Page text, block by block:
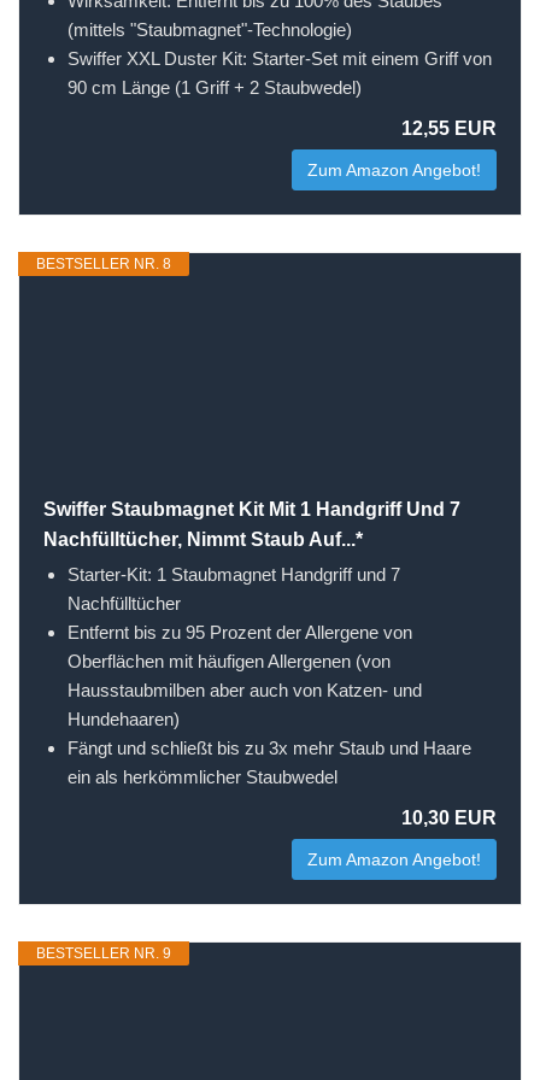
(mittels "Staubmagnet"-Technologie)
Swiffer XXL Duster Kit: Starter-Set mit einem Griff von
90 cm Länge (1 Griff + 2 Staubwedel)
12,55 EUR
Zum Amazon Angebot!
BESTSELLER NR. 8
Swiffer Staubmagnet Kit Mit 1 Handgriff Und 7
Nachfülltücher, Nimmt Staub Auf...*
Starter-Kit: 1 Staubmagnet Handgriff und 7
Nachfülltücher
Entfernt bis zu 95 Prozent der Allergene von
Oberflächen mit häufigen Allergenen (von
Hausstaubmilben aber auch von Katzen- und
Hundehaaren)
Fängt und schließt bis zu 3x mehr Staub und Haare
ein als herkömmlicher Staubwedel
10,30 EUR
Zum Amazon Angebot!
BESTSELLER NR. 9